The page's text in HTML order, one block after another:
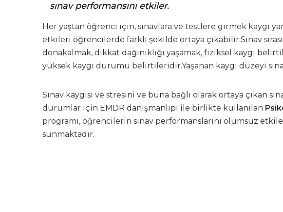
sınav performansını etkiler.
Her yaştan öğrenci için, sınavlara ve testlere girmek kaygı
etkileri öğrencilerde farklı şekilde ortaya çıkabilir.Sınav
donakalmak, dikkat dağınıklığı yaşamak, fiziksel kaygı
yüksek kaygı durumu belirtileridir.Yaşanan kaygı düzeyi
Sınav kaygısı ve stresini ve buna bağlı olarak ortaya çıkan
durumlar için EMDR danışmanlıpı ile birlikte kullanılan
programı, öğrencilerin sınav performanslarını olumsuz
sunmaktadır.